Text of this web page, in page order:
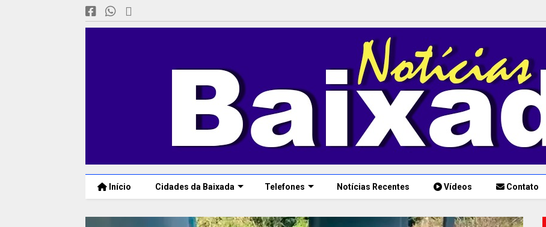
Início Cidades da Baixada Telefones Notícias Recentes Vídeos Contato